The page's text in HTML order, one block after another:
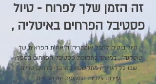
זה הזמן שלך לפרוח - טיול
פסטיבל הפרחים באיטליה ,
טיול בוטיק לחבל אומבריה, ה"אחות הפראית של
טוסקנה" , במיוחד בתקופת פסטיבל הפרחים בספלו,